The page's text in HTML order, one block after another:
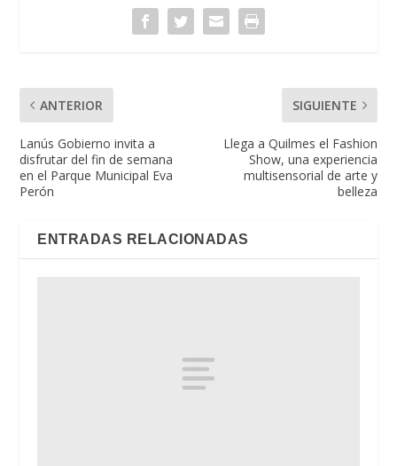
ANTERIOR
Lanús Gobierno invita a
disfrutar del fin de semana
en el Parque Municipal Eva
Perón
SIGUIENTE
Llega a Quilmes el Fashion
Show, una experiencia
multisensorial de arte y
belleza
ENTRADAS RELACIONADAS